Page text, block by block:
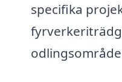
specifika